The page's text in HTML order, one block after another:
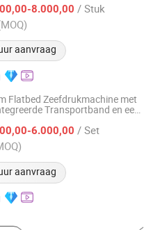
8.000,00 / Stuk
aanvraag
2005
Flatbed Zeefdrukmachine met
Transportband en een
6.000,00 / Set
aanvraag
Sinds 2013